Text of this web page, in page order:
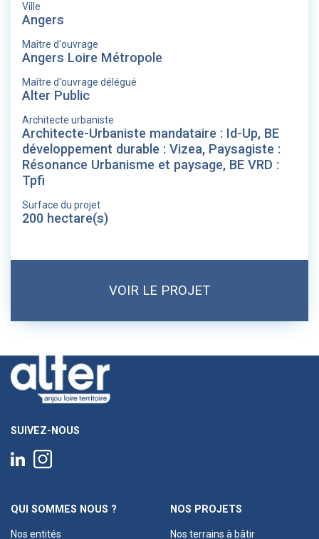
Ville
Angers
Maître d'ouvrage
Angers Loire Métropole
Maître d'ouvrage délégué
Alter Public
Architecte urbaniste
Architecte-Urbaniste mandataire : Id-Up, BE
développement durable : Vizea, Paysagiste :
Résonance Urbanisme et paysage, BE VRD :
Tpfi
Surface du projet
200 hectare(s)
VOIR LE PROJET
SUIVEZ-NOUS
QUI SOMMES NOUS ?
Nos entités
NOS PROJETS
Nos terrains à bâtir